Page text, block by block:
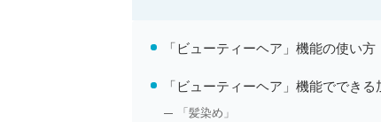
「ビューティーヘア」機能の使い方
「ビューティーヘア」機能でできる
「髪染め」